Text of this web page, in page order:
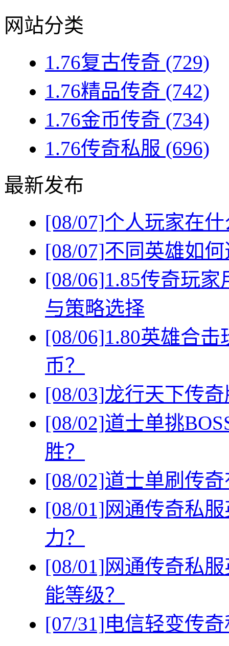
网站分类
1.76复古传奇 (729)
1.76精品传奇 (742)
1.76金币传奇 (734)
1.76传奇私服 (696)
最新发布
[08/07]个人玩家在
[08/07]不同英雄如
[08/06]1.85传奇玩
与策略选择
[08/06]1.80英雄合
币？
[08/03]龙行天下传
[08/02]道士单挑
胜？
[08/02]道士单刷传
[08/01]网通传奇私
力？
[08/01]网通传奇私
能等级？
[07/31]电信轻变传